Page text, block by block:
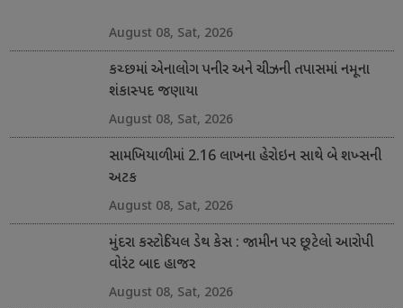
August 08, Sat, 2026
કચ્છમાં એનાલોગ પનીર અને ચીઝની તપાસમાં નમૂના
શંકાસ્પદ જણાયા
August 08, Sat, 2026
સામખિયાળીમાં 2.16 લાખના હેરોઇન સાથે બે શખ્સની
અટક
August 08, Sat, 2026
મુંદરા કસ્ટોડિયલ ડેથ કેસ : જામીન પર છૂટેલો આરોપી
વોરંટ બાદ હાજર
August 08, Sat, 2026